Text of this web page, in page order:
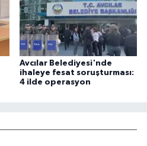
Avcılar Belediyesi'nde
ihaleye fesat soruşturması:
4 ilde operasyon